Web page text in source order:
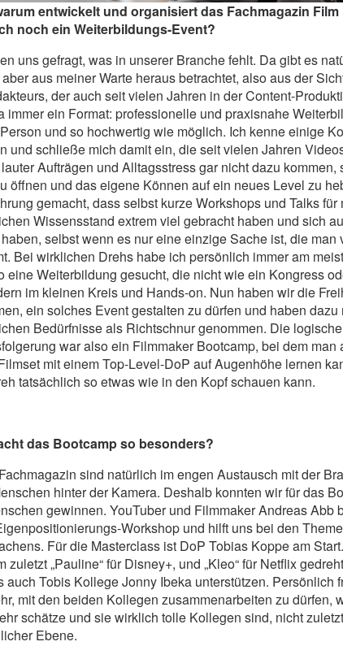
entwickelt und organisiert das Fachmagazin Film
noch ein Weiterbildungs-Event?
uns gefragt, was in unserer Branche fehlt. Da gibt es
aus meiner Warte heraus betrachtet, also aus der
der auch seit vielen Jahren in der Content-
immer ein Format: professionelle und praxisnahe
und so hochwertig wie möglich. Ich kenne einige
und schließe mich damit ein, die seit vielen Jahren
Aufträgen und Alltagsstress gar nicht dazu kommen,
öffnen und das eigene Können auf ein neues Level zu
gemacht, dass selbst kurze Workshops und Talks für
Wissensstand extrem viel gebracht haben und sich
selbst wenn es nur eine einzige Sache ist, die man
Bei wirklichen Drehs habe ich persönlich immer am
eine Weiterbildung gesucht, die nicht wie ein Kongress
im kleinen Kreis und Hands-on. Nun haben wir die
ein solches Event gestalten zu dürfen und haben dazu
Bedürfnisse als Richtschnur genommen. Die logische
war also ein Filmmaker Bootcamp, bei dem man
mit einem Top-Level-DoP auf Augenhöhe lernen
tatsächlich so etwas wie in den Kopf schauen kann.
das Bootcamp so besonders?
sind natürlich im engen Austausch mit der
hinter der Kamera. Deshalb konnten wir für das
gewinnen. YouTuber und Filmmaker Andreas Abb
Workshop und hilft uns bei den
Für die Masterclass ist DoP Tobias Koppe am
zuletzt „Pauline“ für Disney+, und „Kleo“ für Netflix
auch Tobis Kollege Jonny Ibeka unterstützen. Persönlich
mit den beiden Kollegen zusammenarbeiten zu dürfen,
schätze und sie wirklich tolle Kollegen sind, nicht
Ebene.